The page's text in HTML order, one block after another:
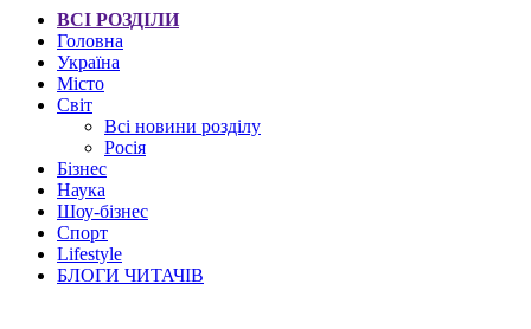
ВСІ РОЗДІЛИ
Головна
Україна
Місто
Світ
Всі новини розділу
Росія
Бізнес
Наука
Шоу-бізнес
Спорт
Lifestyle
БЛОГИ ЧИТАЧІВ